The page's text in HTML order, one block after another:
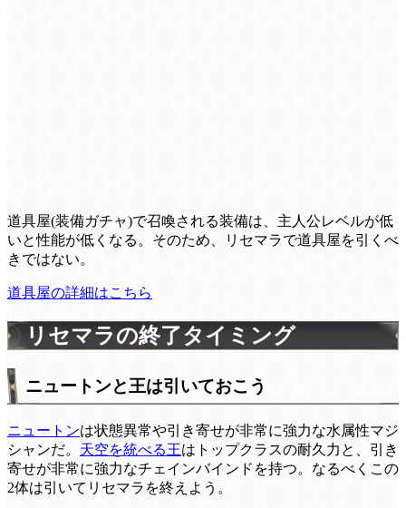
道具屋(装備ガチャ)で召喚される装備は、主人公レベルが低
いと性能が低くなる。そのため、リセマラで道具屋を引くべ
きではない。
道具屋の詳細はこちら
リセマラの終了タイミング
ニュートンと王は引いておこう
ニュートンは状態異常や引き寄せが非常に強力な水属性マジ
シャンだ。 天空を統べる王はトップクラスの耐久力と、引き
寄せが非常に強力なチェインバインドを持つ。なるべくこの
2体は引いてリセマラを終えよう。